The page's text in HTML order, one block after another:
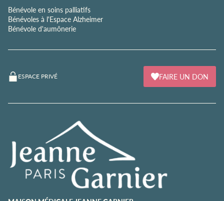
Bénévole en soins palliatifs
Bénévoles à l'Espace Alzheimer
Bénévole d'aumônerie
ESPACE PRIVÉ FAIRE UN DON